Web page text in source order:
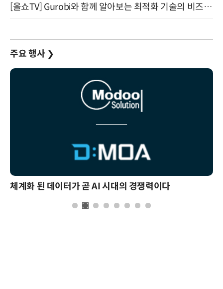
[올쇼TV] Gurobi와 함께 알아보는 최적화 기술의 비즈니스 활용 (8월 20일 생방송)
주요 행사 ❯
체계화 된 데이터가 곧 AI 시대의 경쟁력이다